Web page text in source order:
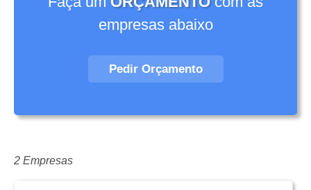
empresas abaixo
Pedir Orçamento
2 Empresas